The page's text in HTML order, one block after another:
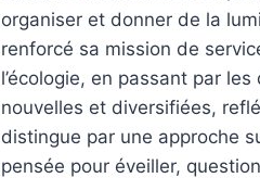
organiser et donner de la
renforcé sa mission de
l’écologie, en passant par
nouvelles et diversifiées,
distingue par une approche
pensée pour éveiller,